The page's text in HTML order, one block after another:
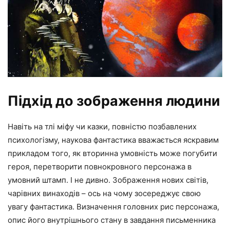
Підхід до зображення людини
Навіть на тлі міфу чи казки, повністю позбавлених
психологізму, наукова фантастика вважається яскравим
прикладом того, як вторинна умовність може погубити
героя, перетворити повнокровного персонажа в
умовний штамп. І не дивно. Зображення нових світів,
чарівних винаходів – ось на чому зосереджує свою
увагу фантастика. Визначення головних рис персонажа,
опис його внутрішнього стану в завдання письменника